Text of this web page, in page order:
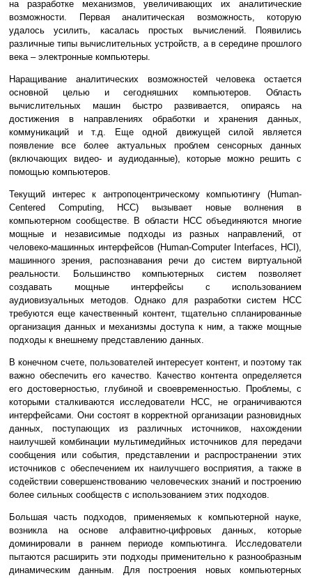
на разработке механизмов, увеличивающих их аналитические
возможности. Первая аналитическая возможность, которую
удалось усилить, касалась простых вычислений. Появились
различные типы вычислительных устройств, а в середине прошлого
века – электронные компьютеры.
Наращивание аналитических возможностей человека остается
основной целью и сегодняшних компьютеров. Область
вычислительных машин быстро развивается, опираясь на
достижения в направлениях обработки и хранения данных,
коммуникаций и т.д. Еще одной движущей силой является
появление все более актуальных проблем сенсорных данных
(включающих видео- и аудиоданные), которые можно решить с
помощью компьютеров.
Текущий интерес к антропоцентрическому компьютингу (Human-
Centered Computing, HCC) вызывает новые волнения в
компьютерном сообществе. В области HCC объединяются многие
мощные и независимые подходы из разных направлений, от
человеко-машинных интерфейсов (Human-Computer Interfaces, HCI),
машинного зрения, распознавания речи до систем виртуальной
реальности. Большинство компьютерных систем позволяет
создавать мощные интерфейсы с использованием
аудиовизуальных методов. Однако для разработки систем HCC
требуются еще качественный контент, тщательно спланированные
организация данных и механизмы доступа к ним, а также мощные
подходы к внешнему представлению данных.
В конечном счете, пользователей интересует контент, и поэтому так
важно обеспечить его качество. Качество контента определяется
его достоверностью, глубиной и своевременностью. Проблемы, с
которыми сталкиваются исследователи HCC, не ограничиваются
интерфейсами. Они состоят в корректной организации разновидных
данных, поступающих из различных источников, нахождении
наилучшей комбинации мультимедийных источников для передачи
сообщения или события, представлении и распространении этих
источников с обеспечением их наилучшего восприятия, а также в
содействии совершенствованию человеческих знаний и построению
более сильных сообществ с использованием этих подходов.
Большая часть подходов, применяемых к компьютерной науке,
возникла на основе алфавитно-цифровых данных, которые
доминировали в раннем периоде компьютинга. Исследователи
пытаются расширить эти подходы применительно к разнообразным
динамическим данным. Для построения новых компьютерных